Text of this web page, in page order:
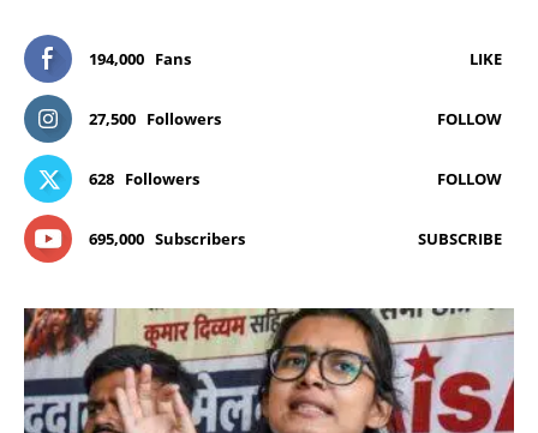
194,000 Fans LIKE
27,500 Followers FOLLOW
628 Followers FOLLOW
695,000 Subscribers SUBSCRIBE